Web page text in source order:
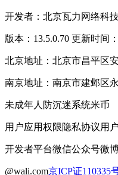
开发者：北京瓦力网络科
版本：13.5.0.70 更新时间
北京地址：北京市昌平区
南京地址：南京市建邺区
未成年人防沉迷系统米币
用户应用权限隐私协议用
开发者平台微信公众号微
@wali.com京ICP证110335